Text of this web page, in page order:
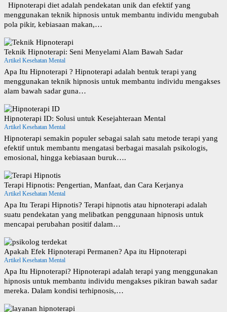
Hipnoterapi diet adalah pendekatan unik dan efektif yang
menggunakan teknik hipnosis untuk membantu individu mengubah
pola pikir, kebiasaan makan,…
Teknik Hipnoterapi: Seni Menyelami Alam Bawah Sadar
Artikel Kesehatan Mental
Apa Itu Hipnoterapi ? Hipnoterapi adalah bentuk terapi yang
menggunakan teknik hipnosis untuk membantu individu mengakses
alam bawah sadar guna…
Hipnoterapi ID: Solusi untuk Kesejahteraan Mental
Artikel Kesehatan Mental
Hipnoterapi semakin populer sebagai salah satu metode terapi yang
efektif untuk membantu mengatasi berbagai masalah psikologis,
emosional, hingga kebiasaan buruk….
Terapi Hipnotis: Pengertian, Manfaat, dan Cara Kerjanya
Artikel Kesehatan Mental
Apa Itu Terapi Hipnotis? Terapi hipnotis atau hipnoterapi adalah
suatu pendekatan yang melibatkan penggunaan hipnosis untuk
mencapai perubahan positif dalam…
Apakah Efek Hipnoterapi Permanen? Apa itu Hipnoterapi
Artikel Kesehatan Mental
Apa Itu Hipnoterapi? Hipnoterapi adalah terapi yang menggunakan
hipnosis untuk membantu individu mengakses pikiran bawah sadar
mereka. Dalam kondisi terhipnosis,…